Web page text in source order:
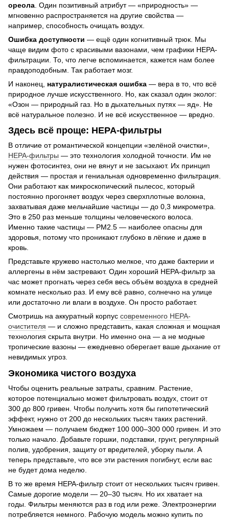
ореола . Один позитивный атрибут — «природность» —
мгновенно распространяется на другие свойства —
например, способность очищать воздух.
Ошибка доступности — ещё один когнитивный трюк. Мы
чаще видим фото с красивыми вазонами, чем графики HEPA-
фильтрации. То, что легче вспоминается, кажется нам более
правдоподобным. Так работает мозг.
И наконец, натуралистическая ошибка — вера в то, что всё
природное лучше искусственного. Но, как сказал один эколог:
«Озон — природный газ. Но в дыхательных путях — яд». Не
всё натуральное полезно. И не всё искусственное — вредно.
Здесь всё проще: HEPA-фильтры
В отличие от романтической концепции «зелёной очистки»,
HEPA-фильтры — это технология холодной точности. Им не
нужен фотосинтез, они не вянут и не засыхают. Их принцип
действия — простая и гениальная одновременно фильтрация.
Они работают как микроскопический пылесос, который
постоянно прогоняет воздух через сверхплотные волокна,
захватывая даже мельчайшие частицы — до 0,3 микрометра.
Это в 250 раз меньше толщины человеческого волоса.
Именно такие частицы — PM2.5 — наиболее опасны для
здоровья, потому что проникают глубоко в лёгкие и даже в
кровь.
Представьте кружево настолько мелкое, что даже бактерии и
аллергены в нём застревают. Один хороший HEPA-фильтр за
час может прогнать через себя весь объём воздуха в средней
комнате несколько раз. И ему всё равно, солнечно на улице
или достаточно ли влаги в воздухе. Он просто работает.
Смотришь на аккуратный корпус современного HEPA-
очистителя — и сложно представить, какая сложная и мощная
технология скрыта внутри. Но именно она — а не модные
тропические вазоны — ежедневно оберегает ваше дыхание от
невидимых угроз.
Экономика чистого воздуха
Чтобы оценить реальные затраты, сравним. Растение,
которое потенциально может фильтровать воздух, стоит от
300 до 800 гривен. Чтобы получить хотя бы гипотетический
эффект, нужно от 200 до нескольких тысяч таких растений.
Умножаем — получаем бюджет 100 000–300 000 гривен. И это
только начало. Добавьте горшки, подставки, грунт, регулярный
полив, удобрения, защиту от вредителей, уборку пыли. А
теперь представьте, что все эти растения погибнут, если вас
не будет дома неделю.
В то же время HEPA-фильтр стоит от нескольких тысяч гривен.
Самые дорогие модели — 20–30 тысяч. Но их хватает на
годы. Фильтры меняются раз в год или реже. Электроэнергии
потребляется немного. Рабочую модель можно купить по